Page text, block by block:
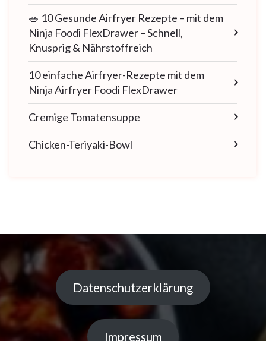
🥗 10 Gesunde Airfryer Rezepte – mit dem
Ninja Foodi FlexDrawer – Schnell,
Knusprig & Nährstoffreich
10 einfache Airfryer-Rezepte mit dem
Ninja Airfryer Foodi FlexDrawer
Cremige Tomatensuppe
Chicken-Teriyaki-Bowl
Datenschutzerklärung
Impressum